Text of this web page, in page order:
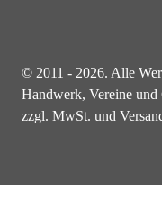
© 2011 - 2026. Alle
Handwerk, Vereine und
zzgl. MwSt. und